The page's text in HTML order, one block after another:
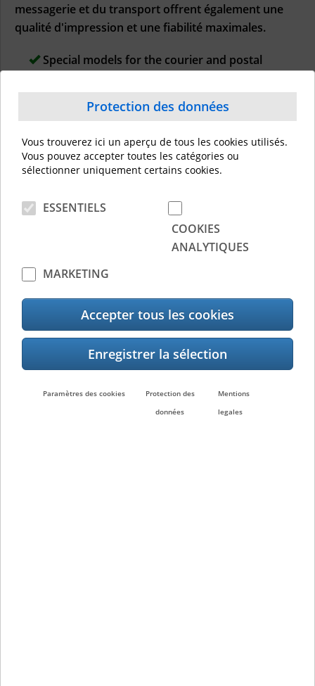
messagerie et du transport offrent également une
qualité d'impression et une fiabilité maximales.
Special models for the courier and postal
Pilotes et actualisations
TPCL Windows Driver Ver. 2024.2 M-1
Documents
BR_B-FV4T_FV4D_0516_CH
Bartender Ultra Lite 2016 R4
Windows Printer driver manual
Contact
Protection des données
Vous trouverez ici un aperçu de tous les cookies utilisés.
Vous pouvez accepter toutes les catégories ou
sélectionner uniquement certains cookies.
ESSENTIELS
COOKIES
ANALYTIQUES
MARKETING
Accepter tous les cookies
Paramètres des cookies
Protection des
données
Mentions
legales